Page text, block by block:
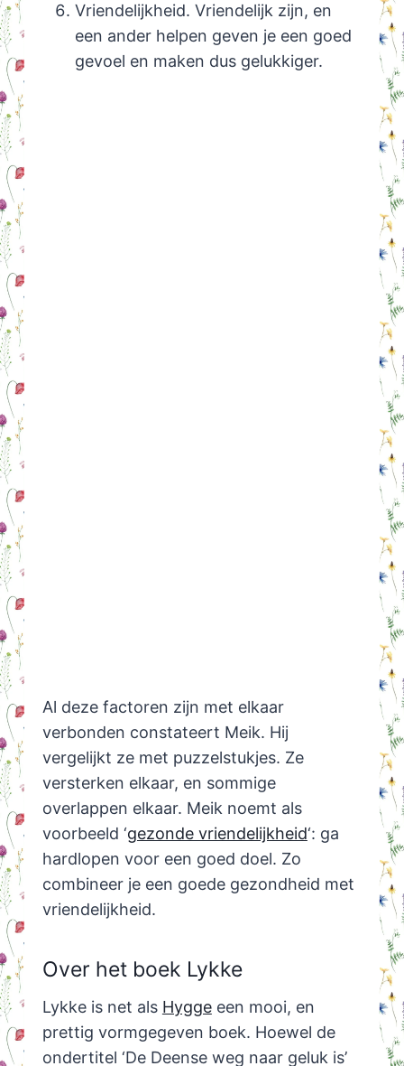
Vriendelijkheid. Vriendelijk zijn, en
een ander helpen geven je een goed
gevoel en maken dus gelukkiger.
Al deze factoren zijn met elkaar
verbonden constateert Meik. Hij
vergelijkt ze met puzzelstukjes. Ze
versterken elkaar, en sommige
overlappen elkaar. Meik noemt als
voorbeeld ‘gezonde vriendelijkheid‘: ga
hardlopen voor een goed doel. Zo
combineer je een goede gezondheid met
vriendelijkheid.
Over het boek Lykke
Lykke is net als Hyggeeen mooi, en
prettig vormgegeven boek. Hoewel de
ondertitel ‘De Deense weg naar geluk is’